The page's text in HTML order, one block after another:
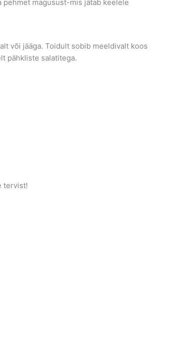
pehmet magusust-mis jätab keelele
või jääga. Toidult sobib meeldivalt koos
pähkliste salatitega.
tervist!